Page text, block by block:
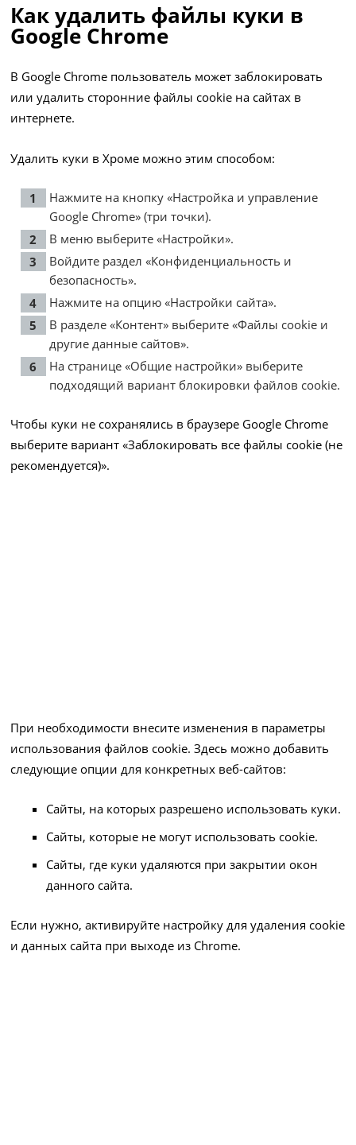
Как удалить файлы куки в
Google Chrome
В Google Chrome пользователь может заблокировать
или удалить сторонние файлы cookie на сайтах в
интернете.
Удалить куки в Хроме можно этим способом:
Нажмите на кнопку «Настройка и управление
Google Chrome» (три точки).
В меню выберите «Настройки».
Войдите раздел «Конфиденциальность и
безопасность».
Нажмите на опцию «Настройки сайта».
В разделе «Контент» выберите «Файлы cookie и
другие данные сайтов».
На странице «Общие настройки» выберите
подходящий вариант блокировки файлов cookie.
Чтобы куки не сохранялись в браузере Google Chrome
выберите вариант «Заблокировать все файлы cookie (не
рекомендуется)».
При необходимости внесите изменения в параметры
использования файлов cookie. Здесь можно добавить
следующие опции для конкретных веб-сайтов:
Сайты, на которых разрешено использовать куки.
Сайты, которые не могут использовать cookie.
Сайты, где куки удаляются при закрытии окон
данного сайта.
Если нужно, активируйте настройку для удаления cookie
и данных сайта при выходе из Chrome.